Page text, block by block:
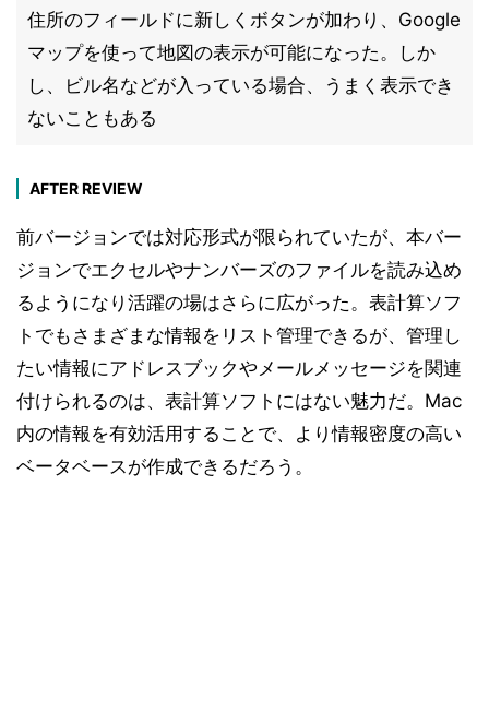
住所のフィールドに新しくボタンが加わり、Google
マップを使って地図の表示が可能になった。しか
し、ビル名などが入っている場合、うまく表示でき
ないこともある
AFTER REVIEW
前バージョンでは対応形式が限られていたが、本バー
ジョンでエクセルやナンバーズのファイルを読み込め
るようになり活躍の場はさらに広がった。表計算ソフ
トでもさまざまな情報をリスト管理できるが、管理し
たい情報にアドレスブックやメールメッセージを関連
付けられるのは、表計算ソフトにはない魅力だ。Mac
内の情報を有効活用することで、より情報密度の高い
ベータベースが作成できるだろう。